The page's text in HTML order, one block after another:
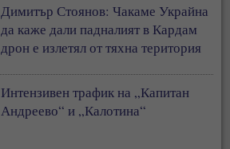
Димитър Стоянов: Чакаме Украйна
да каже дали падналият в Кардам
дрон е излетял от тяхна територия
Интензивен трафик на „Капитан
Андреево“ и „Калотина“